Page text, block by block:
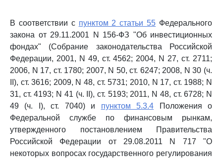
В соответствии с пунктом 2 статьи 55 Федерального
закона от 29.11.2001 N 156-ФЗ "Об инвестиционных
фондах" (Собрание законодательства Российской
Федерации, 2001, N 49, ст. 4562; 2004, N 27, ст. 2711;
2006, N 17, ст. 1780; 2007, N 50, ст. 6247; 2008, N 30 (ч.
II), ст. 3616; 2009, N 48, ст. 5731; 2010, N 17, ст. 1988; N
31, ст. 4193; N 41 (ч. II), ст. 5193; 2011, N 48, ст. 6728; N
49 (ч. I), ст. 7040) и пунктом 5.3.4 Положения о
Федеральной службе по финансовым рынкам,
утвержденного постановлением Правительства
Российской Федерации от 29.08.2011 N 717 "О
некоторых вопросах государственного регулирования